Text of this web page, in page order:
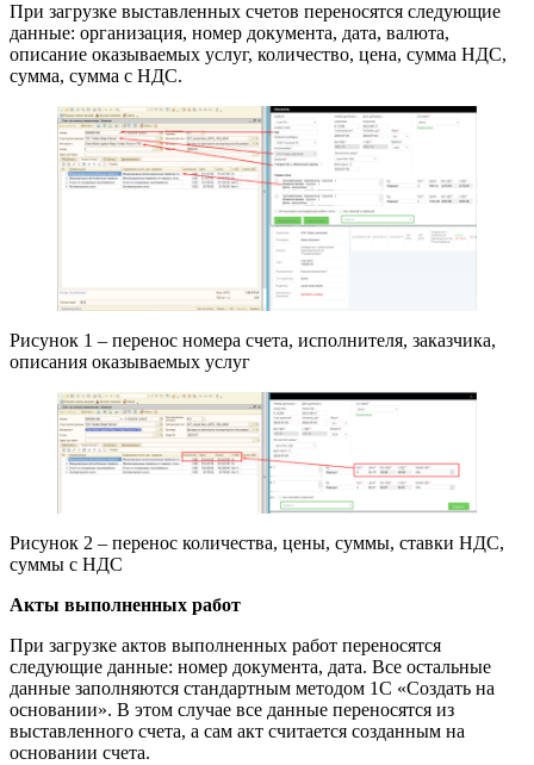
При загрузке выставленных счетов переносятся следующие
данные: организация, номер документа, дата, валюта,
описание оказываемых услуг, количество, цена, сумма НДС,
сумма, сумма с НДС.
Рисунок 1 – перенос номера счета, исполнителя, заказчика,
описания оказываемых услуг
Рисунок 2 – перенос количества, цены, суммы, ставки НДС,
суммы с НДС
Акты выполненных работ
При загрузке актов выполненных работ переносятся
следующие данные: номер документа, дата. Все остальные
данные заполняются стандартным методом 1С «Создать на
основании». В этом случае все данные переносятся из
выставленного счета, а сам акт считается созданным на
основании счета.